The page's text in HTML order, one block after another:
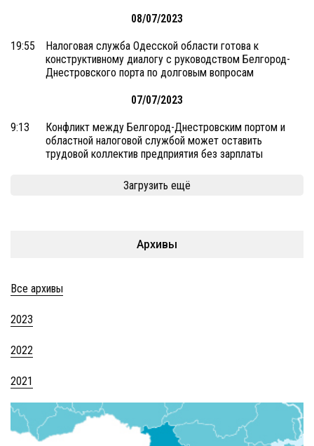
08/07/2023
19:55
Налоговая служба Одесской области готова к
конструктивному диалогу с руководством Белгород-
Днестровского порта по долговым вопросам
07/07/2023
9:13
Конфликт между Белгород-Днестровским портом и
областной налоговой службой может оставить
трудовой коллектив предприятия без зарплаты
Загрузить ещё
Архивы
Все архивы
2023
2022
2021